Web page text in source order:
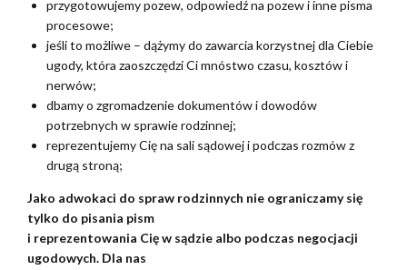
przygotowujemy pozew, odpowiedź na pozew i inne pisma
procesowe;
jeśli to możliwe – dążymy do zawarcia korzystnej dla Ciebie
ugody, która zaoszczędzi Ci mnóstwo czasu, kosztów i
nerwów;
dbamy o zgromadzenie dokumentów i dowodów
potrzebnych w sprawie rodzinnej;
reprezentujemy Cię na sali sądowej i podczas rozmów z
drugą stroną;
Jako adwokaci do spraw rodzinnych nie ograniczamy się
tylko do pisania pism
i reprezentowania Cię w sądzie albo podczas negocjacji
ugodowych. Dla nas